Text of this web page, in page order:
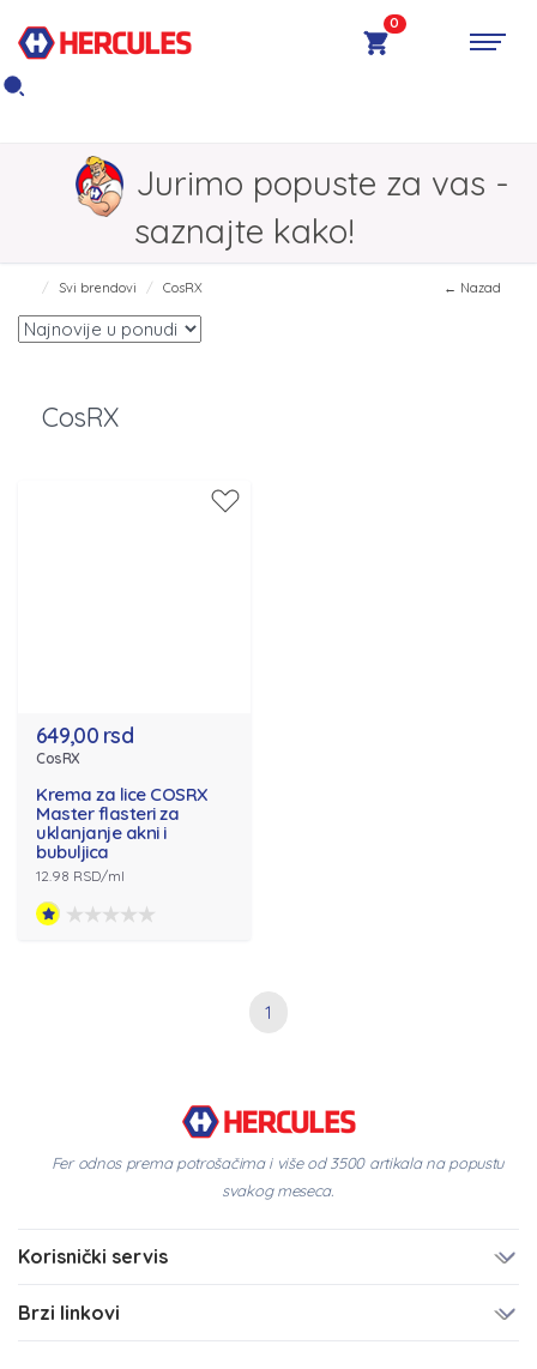
0
Jurimo popuste za vas -
saznajte kako!
Svi brendovi CosRX ← Nazad
CosRX
649,00 rsd
CosRX
Krema za lice COSRX
Master flasteri za
uklanjanje akni i
bubuljica
12.98 RSD/ml
1
Fer odnos prema potrošačima i više od 3500 artikala na popustu
svakog meseca.
Korisnički servis
Brzi linkovi